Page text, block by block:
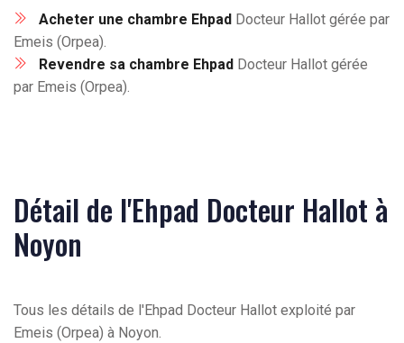
Acheter une chambre Ehpad Docteur Hallot gérée par
Emeis (Orpea).
Revendre sa chambre Ehpad Docteur Hallot gérée
par Emeis (Orpea).
Détail de l'Ehpad Docteur Hallot à
Noyon
Tous les détails de l'Ehpad Docteur Hallot exploité par
Emeis (Orpea) à Noyon.